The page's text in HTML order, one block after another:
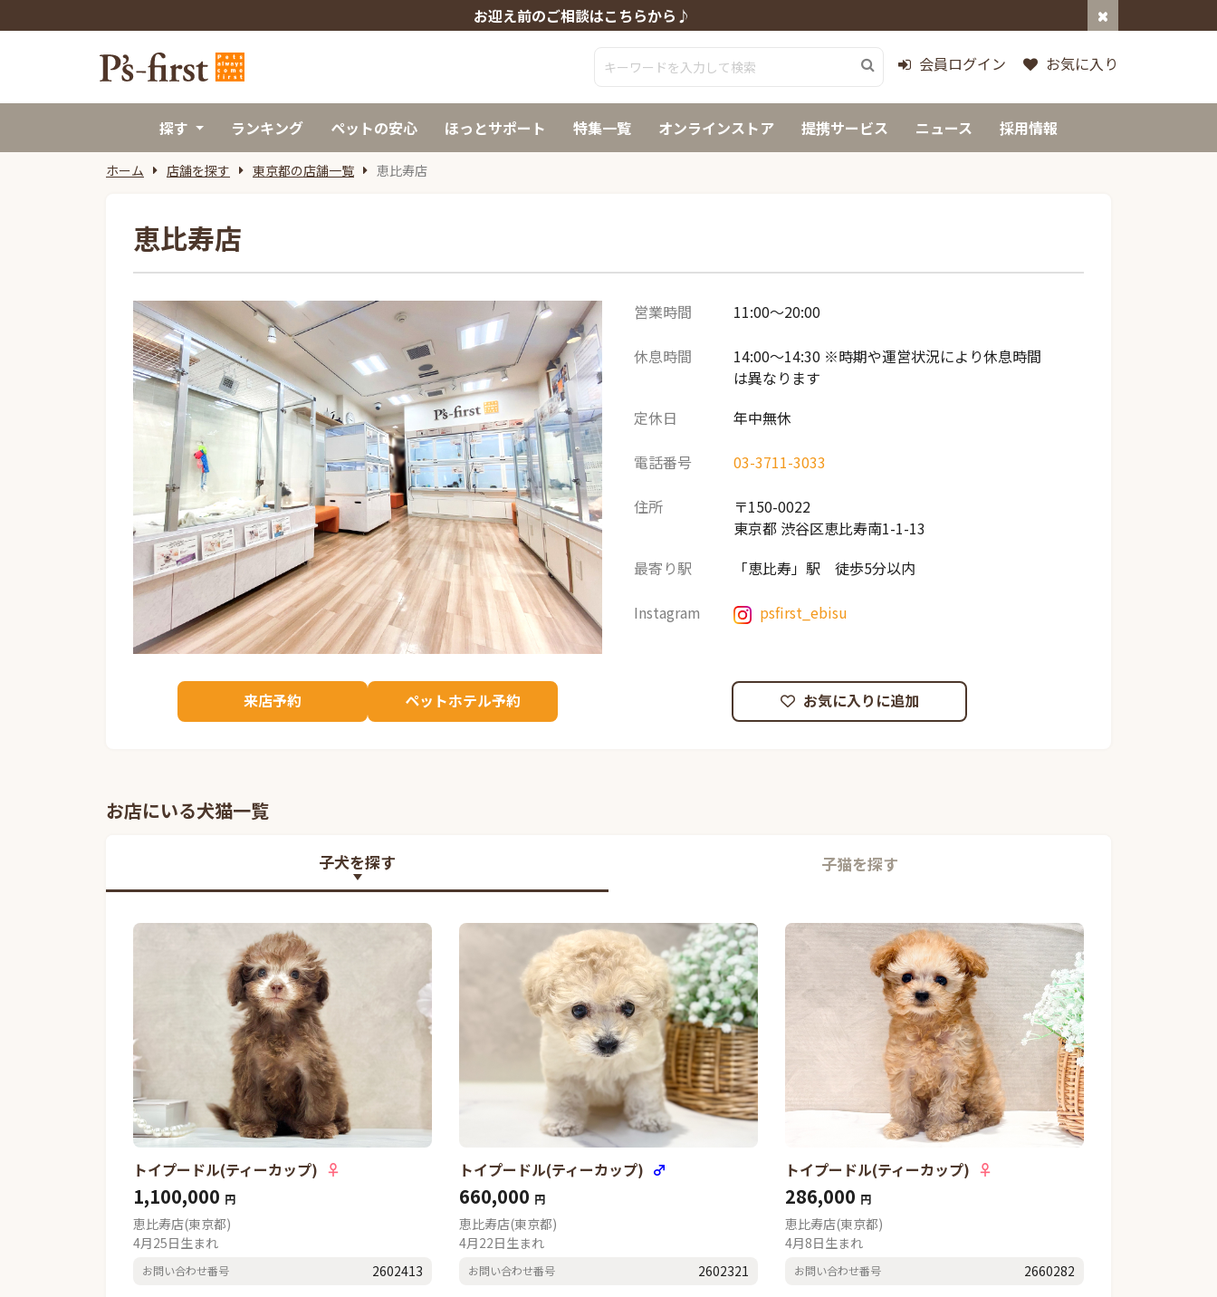
お迎え前のご相談はこちらから♪
会員ログイン お気に入り
探す ランキング ペットの安心 ほっとサポート 特集一覧 オンラインストア 提携サービス ニュース 採用情報
ホーム 店舗を探す 東京都の店舗一覧 恵比寿店
恵比寿店
営業時間 11:00～20:00
休息時間
14:00～14:30 ※時期や運営状況により休息時間
は異なります
定休日
年中無休
電話番号 03-3711-3033
住所
〒150-0022
東京都 渋谷区恵比寿南1-1-13
最寄り駅
「恵比寿」駅 徒歩5分以内
Instagram psfirst_ebisu
来店予約 ペットホテル予約 お気に入りに追加
お店にいる犬猫一覧
子犬を探す 子猫を探す
トイプードル(ティーカップ) ♀
1,100,000 円
恵比寿店(東京都)
4月25日生まれ
お問い合わせ番号 2602413
トイプードル(ティーカップ) ♂
660,000 円
恵比寿店(東京都)
4月22日生まれ
お問い合わせ番号 2602321
トイプードル(ティーカップ) ♀
286,000 円
恵比寿店(東京都)
4月8日生まれ
お問い合わせ番号 2660282